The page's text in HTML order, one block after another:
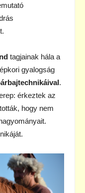
tagjainak hála a
gyalogság
.
érkeztek az
hogy nem